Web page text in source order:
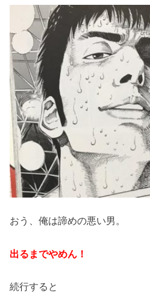
おう、俺は諦めの悪い男。
出るまでやめん！
続行すると